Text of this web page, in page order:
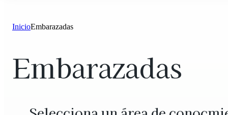
InicioEmbarazadas
Embarazadas